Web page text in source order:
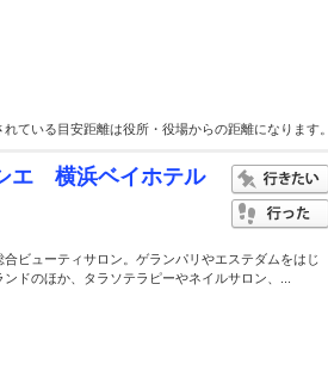
ている目安距離は役所・役場からの距離になります。
エ 横浜ベイホテル
ビューティサロン。ゲランパリやエステダムをはじ
ドのほか、タラソテラピーやネイルサロン、...